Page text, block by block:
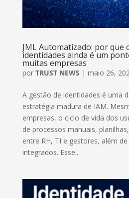
JML Automatizado: por que
identidades ainda é um
muitas empresas
por TRUST NEWS | maio 26,
A gestão de identidades é uma
estratégia madura de IAM.
empresas, o ciclo de vida dos
de processos manuais,
entre RH, TI e gestores, além
integrados. Esse...